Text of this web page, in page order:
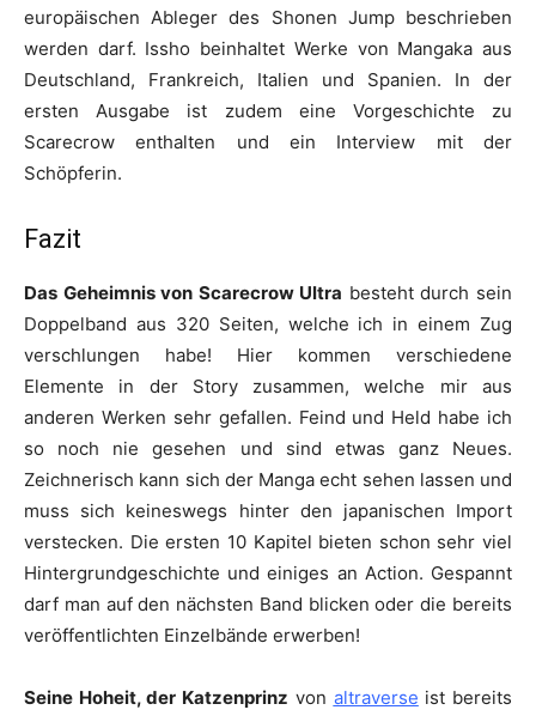
europäischen Ableger des Shonen Jump beschrieben
werden darf. Issho beinhaltet Werke von Mangaka aus
Deutschland, Frankreich, Italien und Spanien. In der
ersten Ausgabe ist zudem eine Vorgeschichte zu
Scarecrow enthalten und ein Interview mit der
Schöpferin.
Fazit
Das Geheimnis von Scarecrow Ultra besteht durch sein
Doppelband aus 320 Seiten, welche ich in einem Zug
verschlungen habe! Hier kommen verschiedene
Elemente in der Story zusammen, welche mir aus
anderen Werken sehr gefallen. Feind und Held habe ich
so noch nie gesehen und sind etwas ganz Neues.
Zeichnerisch kann sich der Manga echt sehen lassen und
muss sich keineswegs hinter den japanischen Import
verstecken. Die ersten 10 Kapitel bieten schon sehr viel
Hintergrundgeschichte und einiges an Action. Gespannt
darf man auf den nächsten Band blicken oder die bereits
veröffentlichten Einzelbände erwerben!
Seine Hoheit, der Katzenprinz von altraverse ist bereits